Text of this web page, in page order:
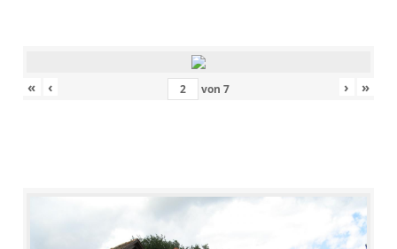
« ‹ von 7 › »